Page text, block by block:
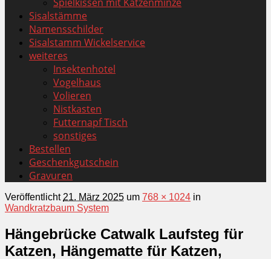
Sisalstämme
Namensschilder
Sisalstamm Wickelservice
weiteres
Insektenhotel
Vogelhaus
Volieren
Nistkasten
Futternapf Tisch
sonstiges
Bestellen
Geschenkgutschein
Gravuren
Veröffentlicht 21. März 2025 um 768 × 1024 in
Wandkratzbaum System
Hängebrücke Catwalk Laufsteg für
Katzen, Hängematte für Katzen,